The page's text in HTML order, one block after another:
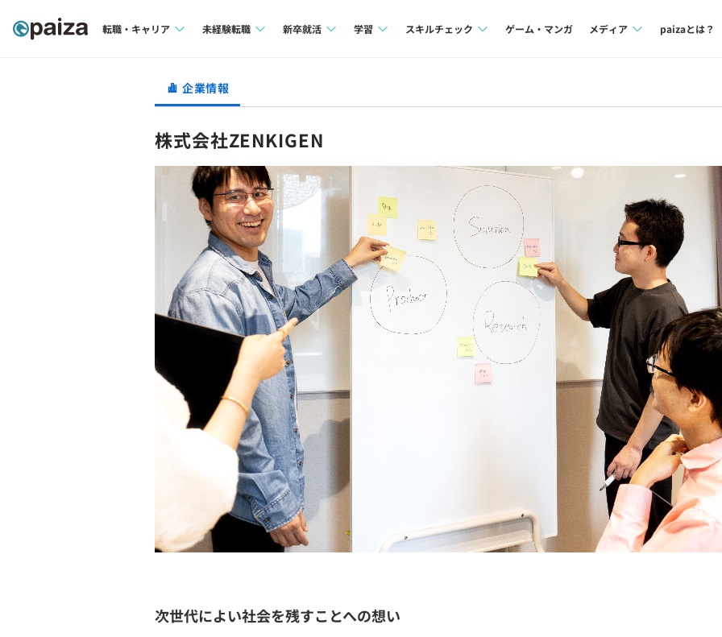
転職・キャリア
転職成功ガイド
未経験転職
求人検索
転職成功ガイド
新卒就活
新卒エージェント
イベント・セミナー
インタビュー
就活成功ガイド
学習
リファレンス
プラン
個人向けプラン
法人向けプラン
スキルチェック ゲーム・マンガ メディア paizaとは？
企業情報
株式会社ZENKIGEN
次世代によい社会を残すことへの想い